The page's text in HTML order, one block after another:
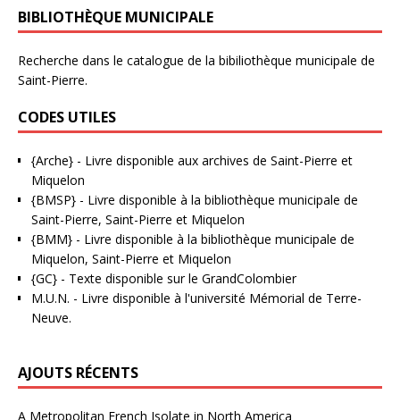
BIBLIOTHÈQUE MUNICIPALE
Recherche dans le catalogue de la bibiliothèque municipale de
Saint-Pierre.
CODES UTILES
{Arche} - Livre disponible aux archives de Saint-Pierre et
Miquelon
{BMSP} - Livre disponible à la bibliothèque municipale de
Saint-Pierre, Saint-Pierre et Miquelon
{BMM} - Livre disponible à la bibliothèque municipale de
Miquelon, Saint-Pierre et Miquelon
{GC} - Texte disponible sur le GrandColombier
M.U.N. - Livre disponible à l'université Mémorial de Terre-
Neuve.
AJOUTS RÉCENTS
A Metropolitan French Isolate in North America